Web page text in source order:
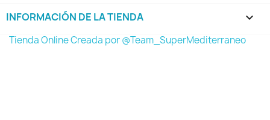
INFORMACIÓN DE LA TIENDA keyboard_arrow_down
Tienda Online Creada por @Team_SuperMediterraneo